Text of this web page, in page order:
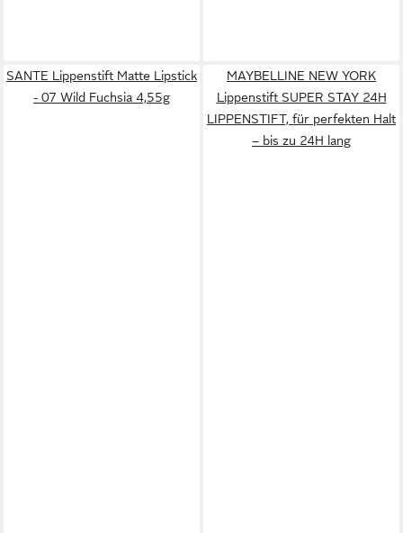
SANTE Lippenstift Matte Lipstick
- 07 Wild Fuchsia 4,55g
MAYBELLINE NEW YORK
Lippenstift SUPER STAY 24H
LIPPENSTIFT, für perfekten Halt
– bis zu 24H lang